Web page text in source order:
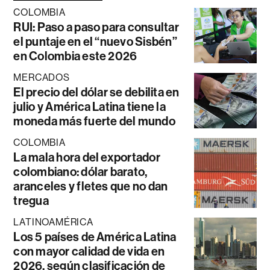
COLOMBIA
RUI: Paso a paso para consultar
el puntaje en el “nuevo Sisbén”
en Colombia este 2026
MERCADOS
El precio del dólar se debilita en
julio y América Latina tiene la
moneda más fuerte del mundo
COLOMBIA
La mala hora del exportador
colombiano: dólar barato,
aranceles y fletes que no dan
tregua
LATINOAMÉRICA
Los 5 países de América Latina
con mayor calidad de vida en
2026, según clasificación de